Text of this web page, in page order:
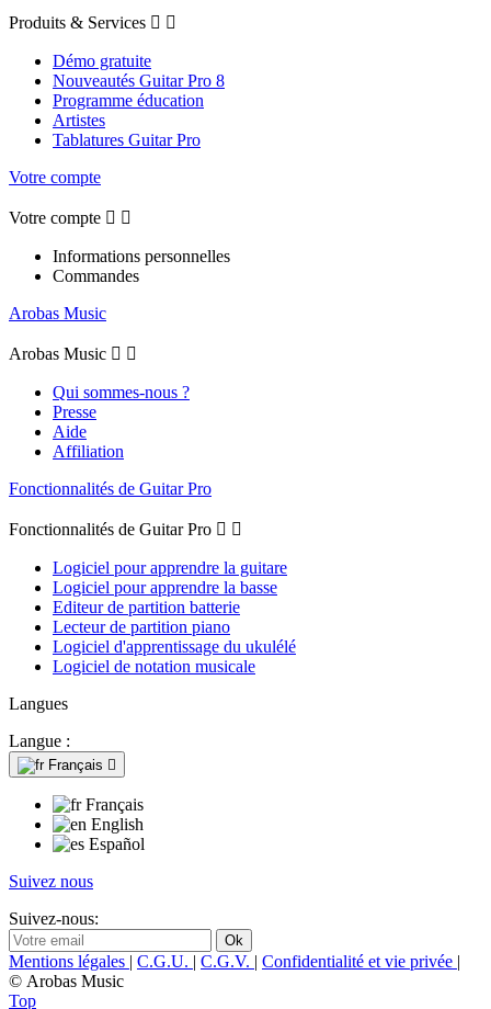
Produits & Services  
Démo gratuite
Nouveautés Guitar Pro 8
Programme éducation
Artistes
Tablatures Guitar Pro
Votre compte
Votre compte  
Informations personnelles
Commandes
Arobas Music
Arobas Music  
Qui sommes-nous ?
Presse
Aide
Affiliation
Fonctionnalités de Guitar Pro
Fonctionnalités de Guitar Pro  
Logiciel pour apprendre la guitare
Logiciel pour apprendre la basse
Editeur de partition batterie
Lecteur de partition piano
Logiciel d'apprentissage du ukulélé
Logiciel de notation musicale
Langues
Langue :
Français 
Français
English
Español
Suivez nous
Suivez-nous:
Mentions légales | C.G.U. | C.G.V. | Confidentialité et vie privée |
© Arobas Music
Top